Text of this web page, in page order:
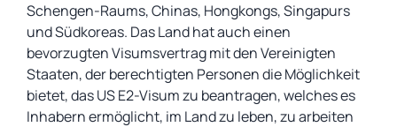
Schengen-Raums, Chinas, Hongkongs, Singapurs
und Südkoreas. Das Land hat auch einen
bevorzugten Visumsvertrag mit den Vereinigten
Staaten, der berechtigten Personen die Möglichkeit
bietet, das US E2-Visum zu beantragen, welches es
Inhabern ermöglicht, im Land zu leben, zu arbeiten